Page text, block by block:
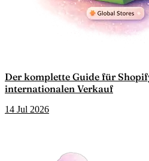
Der komplette Guide für
internationalen Verkauf
14 Jul 2026